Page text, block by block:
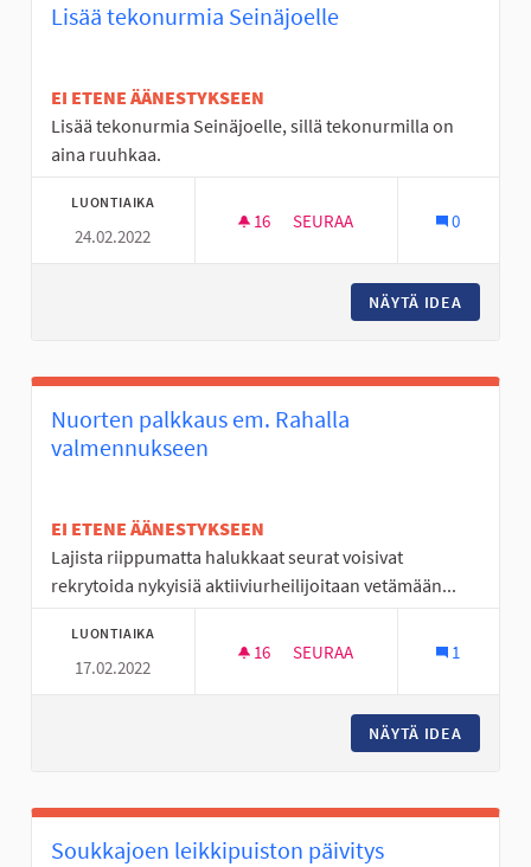
Lisää tekonurmia Seinäjoelle
EI ETENE ÄÄNESTYKSEEN
Lisää tekonurmia Seinäjoelle, sillä tekonurmilla on
aina ruuhkaa.
LUONTIAIKA
24.02.2022
16 16 SEURAAJAA
SEURAA 0
NÄYTÄ IDEA
Nuorten palkkaus em. Rahalla
valmennukseen
EI ETENE ÄÄNESTYKSEEN
Lajista riippumatta halukkaat seurat voisivat
rekrytoida nykyisiä aktiiviurheilijoitaan vetämään...
LUONTIAIKA
17.02.2022
16 16 SEURAAJAA
SEURAA 1
NÄYTÄ IDEA
Soukkajoen leikkipuiston päivitys